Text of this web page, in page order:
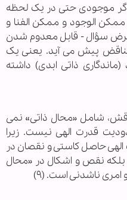
موجودی حتی در یک لحظه
الوجود و ممکن الفنا و
سؤال - قابل معدوم شدن
پیش می آید. یعنی یک
ذاتی ابدی) داشته
شامل «محال ذاتی» نمی
قدرت الهی نیست. زیرا
حاصل کاستی و نقصان در
نقص و اشکال در «محال
امری ناشدنی است. (۹)